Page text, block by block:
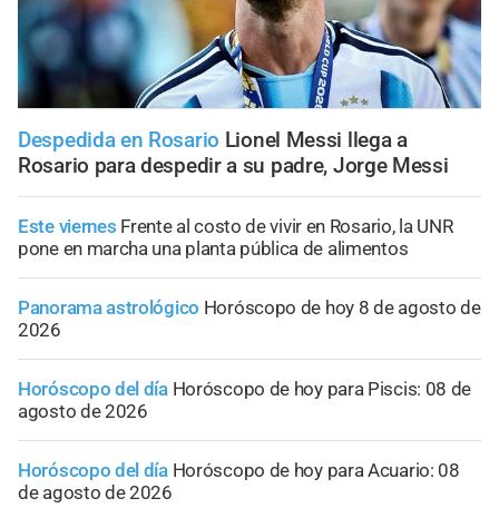
Despedida en Rosario Lionel Messi llega a
Rosario para despedir a su padre, Jorge Messi
Este viernes Frente al costo de vivir en Rosario, la UNR
pone en marcha una planta pública de alimentos
Panorama astrológico Horóscopo de hoy 8 de agosto de
2026
Horóscopo del día Horóscopo de hoy para Piscis: 08 de
agosto de 2026
Horóscopo del día Horóscopo de hoy para Acuario: 08
de agosto de 2026